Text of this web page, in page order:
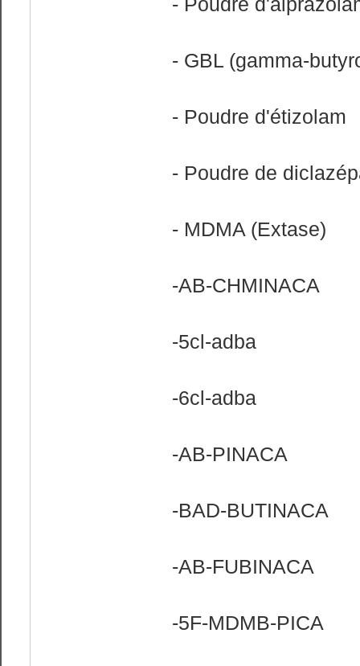
- GBL (gamma-
- Poudre d'étizolam
- Poudre de
- MDMA (Extase)
-AB-CHMINACA
-5cl-adba
-6cl-adba
-AB-PINACA
-BAD-BUTINACA
-AB-FUBINACA
-5F-MDMB-PICA